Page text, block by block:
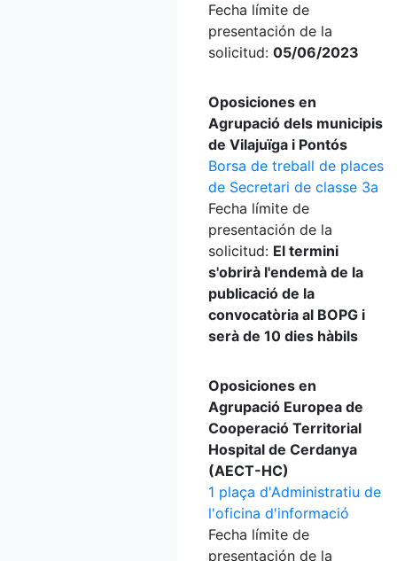
Fecha límite de
presentación de la
solicitud: 05/06/2023
Oposiciones en
Agrupació dels municipis
de Vilajuïga i Pontós
Borsa de treball de places
de Secretari de classe 3a
Fecha límite de
presentación de la
solicitud: El termini
s'obrirà l'endemà de la
publicació de la
convocatòria al BOPG i
serà de 10 dies hàbils
Oposiciones en
Agrupació Europea de
Cooperació Territorial
Hospital de Cerdanya
(AECT-HC)
1 plaça d'Administratiu de
l'oficina d'informació
Fecha límite de
presentación de la